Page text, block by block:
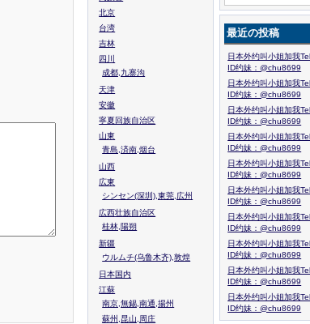
北京
台湾
吉林
四川
成都,九寨沟
天津
安徽
寧夏回族自治区
山東
青島,済南,烟台
山西
広東
シンセン(深圳),東莞,広州
広西壮族自治区
桂林,陽朔
新疆
ウルムチ(乌鲁木齐),敦煌
日本国内
江蘇
南京,無錫,南通,揚州
蘇州,昆山,周庄
最近の投稿
日本外约叫小姐加我
ID约妹：@chu8699
日本外约叫小姐加我
ID约妹：@chu8699
日本外约叫小姐加我
ID约妹：@chu8699
日本外约叫小姐加我
ID约妹：@chu8699
日本外约叫小姐加我
ID约妹：@chu8699
日本外约叫小姐加我
ID约妹：@chu8699
日本外约叫小姐加我
ID约妹：@chu8699
日本外约叫小姐加我
ID约妹：@chu8699
日本外约叫小姐加我
ID约妹：@chu8699
日本外约叫小姐加我
ID约妹：@chu8699